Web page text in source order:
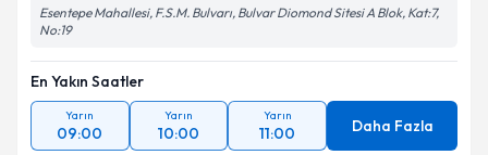
Esentepe Mahallesi, F.S.M. Bulvarı, Bulvar Diomond Sitesi A Blok, Kat:7,
No:19
En Yakın Saatler
Yarın
09:00
Yarın
10:00
Yarın
11:00 Daha Fazla